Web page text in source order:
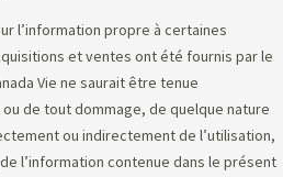
l’information propre à certaines
et ventes ont été fournis par le
Vie ne saurait être tenue
de tout dommage, de quelque nature
ou indirectement de l’utilisation,
l’information contenue dans le présent